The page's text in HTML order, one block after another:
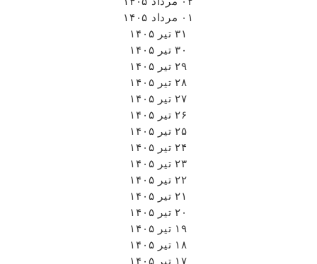
۰۱ مرداد ۱۴۰۵
۳۱ تیر ۱۴۰۵
۳۰ تیر ۱۴۰۵
۲۹ تیر ۱۴۰۵
۲۸ تیر ۱۴۰۵
۲۷ تیر ۱۴۰۵
۲۶ تیر ۱۴۰۵
۲۵ تیر ۱۴۰۵
۲۴ تیر ۱۴۰۵
۲۳ تیر ۱۴۰۵
۲۲ تیر ۱۴۰۵
۲۱ تیر ۱۴۰۵
۲۰ تیر ۱۴۰۵
۱۹ تیر ۱۴۰۵
۱۸ تیر ۱۴۰۵
۱۷ تیر ۱۴۰۵